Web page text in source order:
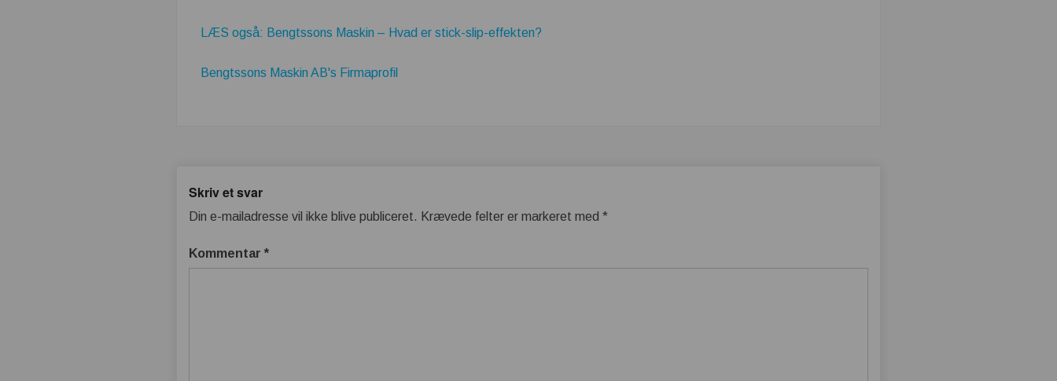
LÆS også: Bengtssons Maskin – Hvad er stick-slip-effekten?
Bengtssons Maskin AB's Firmaprofil
Skriv et svar
Din e-mailadresse vil ikke blive publiceret. Krævede felter er markeret med*
Kommentar*